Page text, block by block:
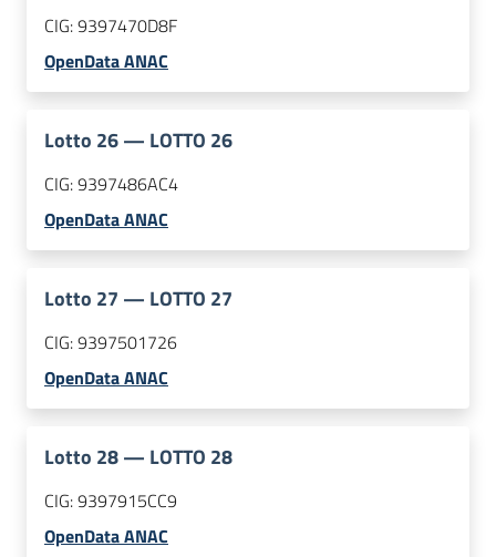
CIG:9397470D8F
OpenData ANAC
Lotto 26— LOTTO 26
CIG:9397486AC4
OpenData ANAC
Lotto 27 — LOTTO 27
CIG:9397501726
OpenData ANAC
Lotto 28— LOTTO 28
CIG:9397915CC9
OpenData ANAC